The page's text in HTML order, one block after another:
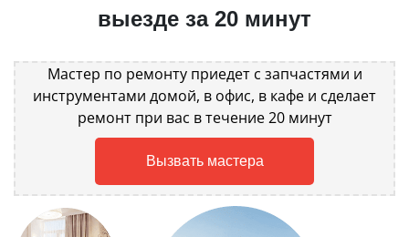
выезде за 20 минут
Мастер по ремонту приедет с запчастями и
инструментами домой, в офис, в кафе и сделает
ремонт при вас в течение 20 минут
Вызвать мастера